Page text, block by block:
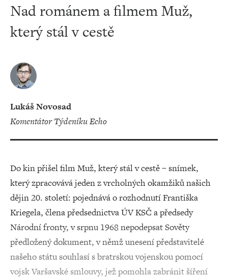
Nad románem a filmem Muž,
který stál v cestě
Lukáš Novosad
Komentátor Týdeníku Echo
Do kin přišel film Muž, který stál v cestě – snímek,
který zpracovává jeden z vrcholných okamžiků našich
dějin 20. století: pojednává o rozhodnutí Františka
Kriegela, člena předsednictva ÚV KSČ a předsedy
Národní fronty, v srpnu 1968 nepodepsat Sověty
předložený dokument, v němž unesení představitelé
našeho státu souhlasí s bratrskou vojenskou pomocí
vojsk Varšavské smlouvy, jež pomohla zabránit šíření